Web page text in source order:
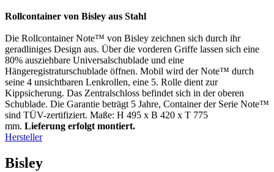
Rollcontainer von Bisley aus Stahl
Die Rollcontainer Note™ von Bisley zeichnen sich durch ihr
geradliniges Design aus. Über die vorderen Griffe lassen sich eine
80% ausziehbare Universalschublade und eine
Hängeregistraturschublade öffnen. Mobil wird der Note™ durch
seine 4 unsichtbaren Lenkrollen, eine 5. Rolle dient zur
Kippsicherung. Das Zentralschloss befindet sich in der oberen
Schublade. Die Garantie beträgt 5 Jahre, Container der Serie Note™
sind TÜV-zertifiziert. Maße: H 495 x B 420 x T 775
mm. Lieferung erfolgt montiert.
Hersteller
Bisley